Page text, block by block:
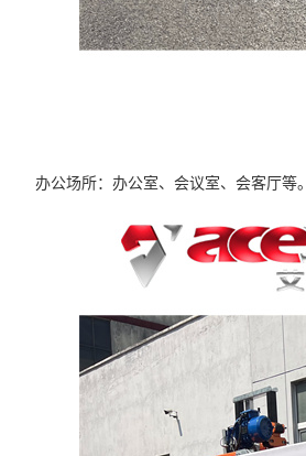
办公场所：办公室、会议室、会客厅等。